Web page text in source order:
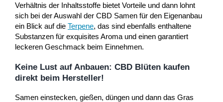
Verhältnis der Inhaltsstoffe bietet Vorteile und dann lohnt
sich bei der Auswahl der CBD Samen für den Eigenanbau
ein Blick auf die Terpene, das sind ebenfalls enthaltene
Substanzen für exquisites Aroma und einen garantiert
leckeren Geschmack beim Einnehmen.
Keine Lust auf Anbauen: CBD Blüten kaufen
direkt beim Hersteller!
Samen einstecken, gießen, düngen und dann das Gras